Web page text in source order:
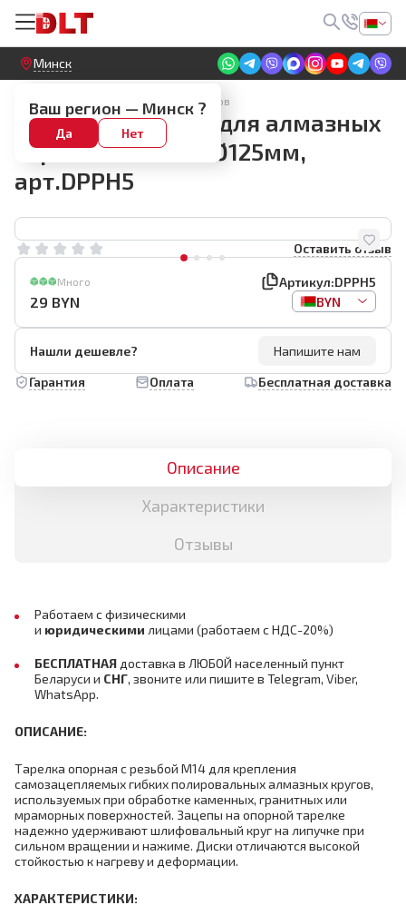
Круглосуточный! Прием заявок на сайте
Минск
Ваш регион — Минск ?
Да Нет
Аксессуары для шлифовальных кругов
Тарелка опорная для алмазных
черепашек BIHUI Ø125мм,
арт.DPPH5
Оставить отзыв
Много Артикул:DPPH5
29 BYN BYN
Нашли дешевле?
Напишите нам
Гарантия
Оплата Бесплатная доставка
Описание
Характеристики
Отзывы
Работаем с физическими
и юридическими лицами (работаем с НДС-20%)
БЕСПЛАТНАЯ доставка в ЛЮБОЙ населенный пункт
Беларуси и СНГ, звоните или пишите в Telegram, Viber,
WhatsApp.
ОПИСАНИЕ:
Тарелка опорная с резьбой М14 для крепления
самозацепляемых гибких полировальных алмазных кругов,
используемых при обработке каменных, гранитных или
мраморных поверхностей. Зацепы на опорной тарелке
надежно удерживают шлифовальный круг на липучке при
сильном вращении и нажиме. Диски отличаются высокой
стойкостью к нагреву и деформации.
ХАРАКТЕРИСТИКИ: